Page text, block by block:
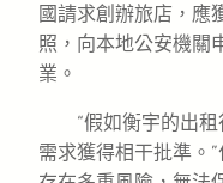
國請求創辦旅店，應
照，向本地公安機關
業。
“假如衡宇的出
需求獲得相干批準。